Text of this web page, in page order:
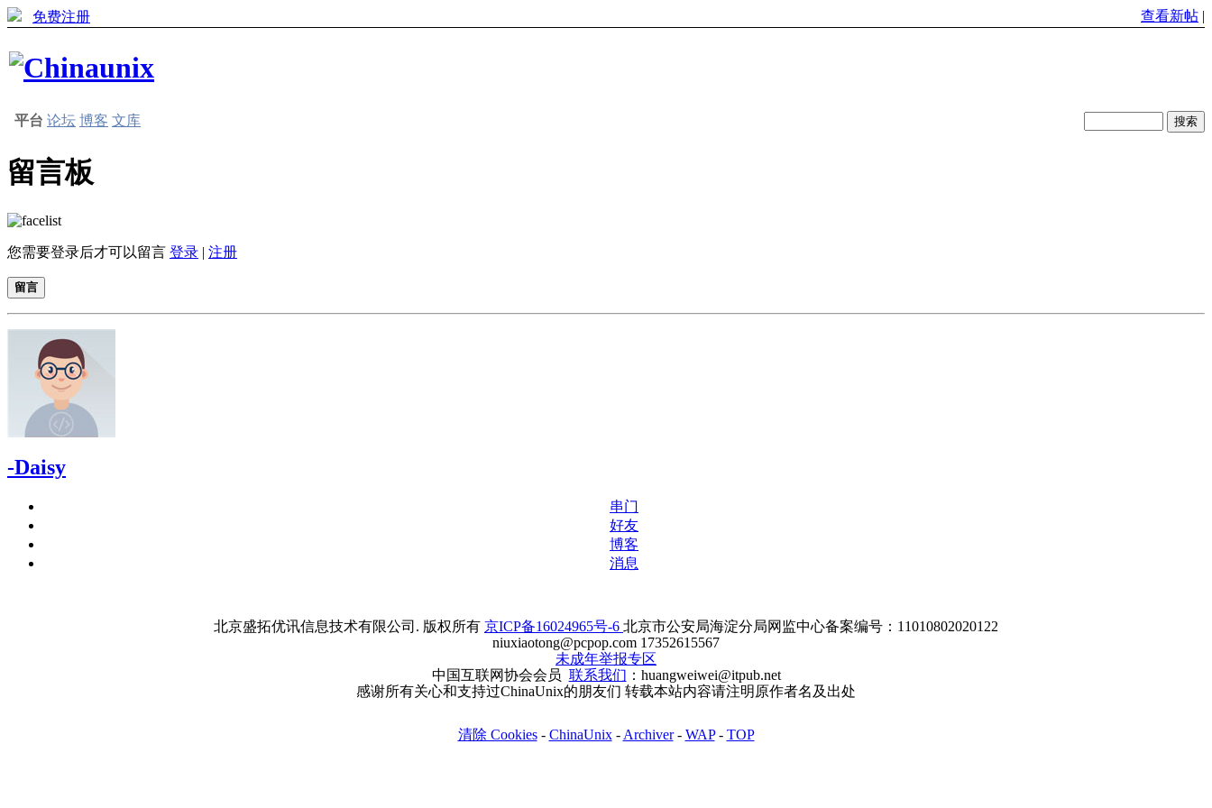
免费注册 查看新帖 |
平台 论坛 博客 文库
留言板
您需要登录后才可以留言 登录 | 注册
留言
-Daisy
串门
好友
博客
消息
北京盛拓优讯信息技术有限公司. 版权所有 京ICP备16024965号-6 北京市公安局海淀分局网监中心备案编号：11010802020122
niuxiaotong@pcpop.com 17352615567
未成年举报专区
中国互联网协会会员 联系我们 ：huangweiwei@itpub.net
感谢所有关心和支持过ChinaUnix的朋友们 转载本站内容请注明原作者名及出处
清除 Cookies- ChinaUnix- Archiver- WAP- TOP